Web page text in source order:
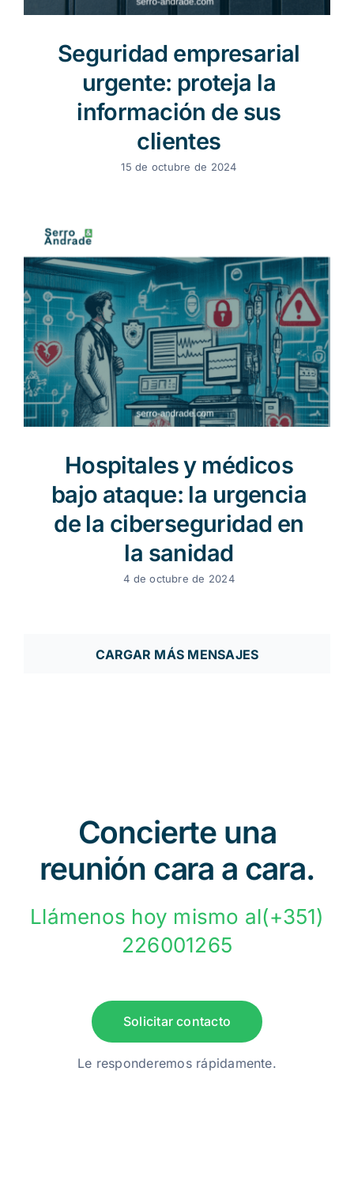
Seguridad empresarial
urgente: proteja la
información de sus
clientes
15 de octubre de 2024
Hospitales y médicos
bajo ataque: la urgencia
de la ciberseguridad en
la sanidad
4 de octubre de 2024
CARGAR MÁS MENSAJES
Concierte una
reunión cara a cara.
Llámenos hoy mismo al(+351)
226001265
Solicitar contacto
Le responderemos rápidamente.